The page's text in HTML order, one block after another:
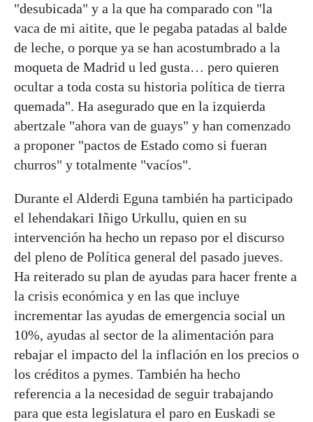
"desubicada" y a la que ha comparado con "la
vaca de mi aitite, que le pegaba patadas al balde
de leche, o porque ya se han acostumbrado a la
moqueta de Madrid u led gusta… pero quieren
ocultar a toda costa su historia política de tierra
quemada". Ha asegurado que en la izquierda
abertzale "ahora van de guays" y han comenzado
a proponer "pactos de Estado como si fueran
churros" y totalmente "vacíos".
Durante el Alderdi Eguna también ha participado
el lehendakari Iñigo Urkullu, quien en su
intervención ha hecho un repaso por el discurso
del pleno de Política general del pasado jueves.
Ha reiterado su plan de ayudas para hacer frente a
la crisis económica y en las que incluye
incrementar las ayudas de emergencia social un
10%, ayudas al sector de la alimentación para
rebajar el impacto del la inflación en los precios o
los créditos a pymes. También ha hecho
referencia a la necesidad de seguir trabajando
para que esta legislatura el paro en Euskadi se